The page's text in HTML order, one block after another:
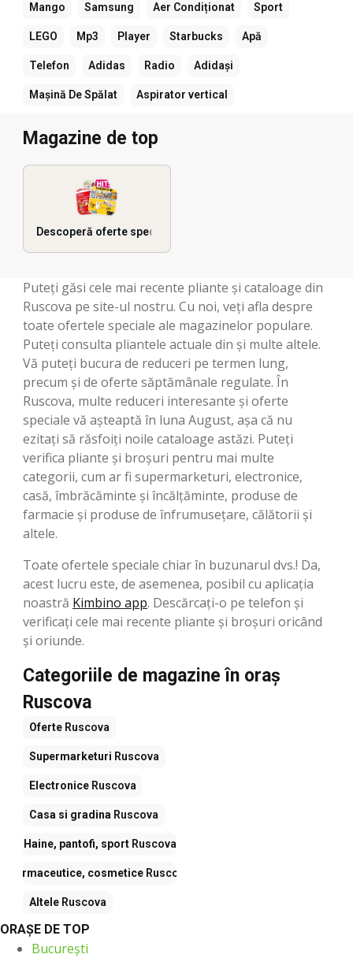
Mango Samsung Aer Condiționat Sport
LEGO Mp3 Player Starbucks Apă
Telefon Adidas Radio Adidași
Mașină De Spălat Aspirator vertical
Magazine de top
Descoperă oferte speciale
Puteți găsi cele mai recente pliante și cataloage din
Ruscova pe site-ul nostru. Cu noi, veți afla despre
toate ofertele speciale ale magazinelor populare.
Puteți consulta pliantele actuale din și multe altele.
Vă puteți bucura de reduceri pe termen lung,
precum și de oferte săptămânale regulate. În
Ruscova, multe reduceri interesante și oferte
speciale vă așteaptă în luna August, așa că nu
ezitați să răsfoiți noile cataloage astăzi. Puteți
verifica pliante și broșuri pentru mai multe
categorii, cum ar fi supermarketuri, electronice,
casă, îmbrăcăminte și încălțăminte, produse de
farmacie și produse de înfrumusețare, călătorii și
altele.
Toate ofertele speciale chiar în buzunarul dvs.! Da,
acest lucru este, de asemenea, posibil cu aplicația
noastră Kimbino app. Descărcați-o pe telefon și
verificați cele mai recente pliante și broșuri oricând
și oriunde.
Categoriile de magazine în oraș
Ruscova
Oferte Ruscova
Supermarketuri Ruscova
Electronice Ruscova
Casa si gradina Ruscova
Haine, pantofi, sportRuscova
Farmaceutice, cosmeticeRuscova
Altele Ruscova
ORAŞE DE TOP
București